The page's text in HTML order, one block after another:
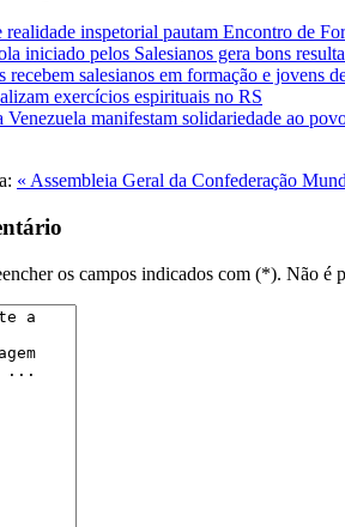
inspetorial pautam Encontro de
iniciado pelos Salesianos gera bons
recebem salesianos em formação e jovens
exercícios espirituais no RS
Venezuela manifestam solidariedade ao
« Assembleia Geral da Confederação
os campos indicados com (*). Não